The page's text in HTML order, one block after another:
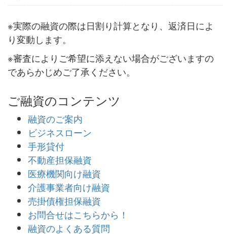
※実際の融資の際は日割り計算となり、返済日によ
り変動します。
※審査によりご希望に添えない場合がございますの
であらかじめご了承ください。
ご融資のコンテンツ
融資のご案内
ビジネスローン
手形貸付
不動産担保融資
医療機関向け融資
介護事業者向け融資
売掛債権担保融資
お問合せはこちらから！
融資のよくある質問